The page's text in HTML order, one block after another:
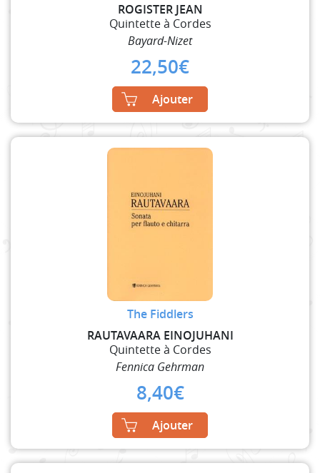
ROGISTER JEAN
Quintette à Cordes
Bayard-Nizet
22,50€
Ajouter
The Fiddlers
RAUTAVAARA EINOJUHANI
Quintette à Cordes
Fennica Gehrman
8,40€
Ajouter